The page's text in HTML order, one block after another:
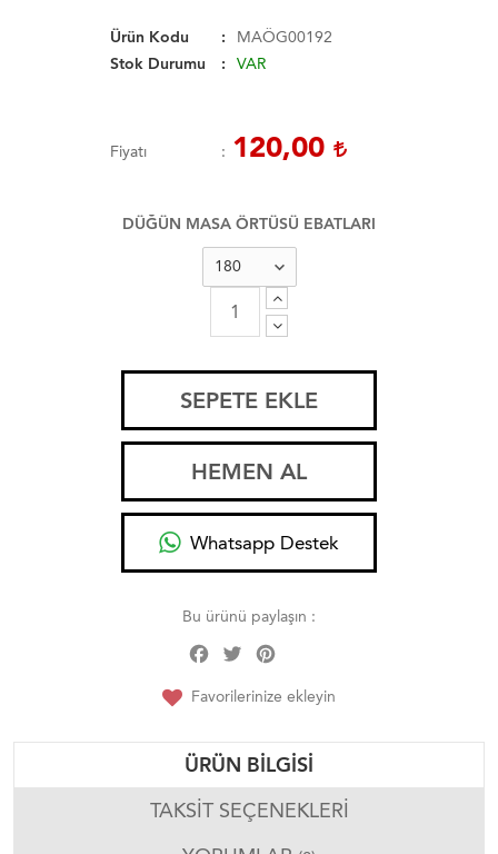
Ürün Kodu
MAÖG00192
Stok Durumu
VAR
Fiyatı 120,00
DÜĞÜN MASA ÖRTÜSÜ EBATLARI
SEPETE EKLE
HEMEN AL
Whatsapp Destek
Bu ürünü paylaşın :
Facebook
Twitter
Favorilerinize ekleyin
ÜRÜN BILGISI
TAKSIT SEÇENEKLERI